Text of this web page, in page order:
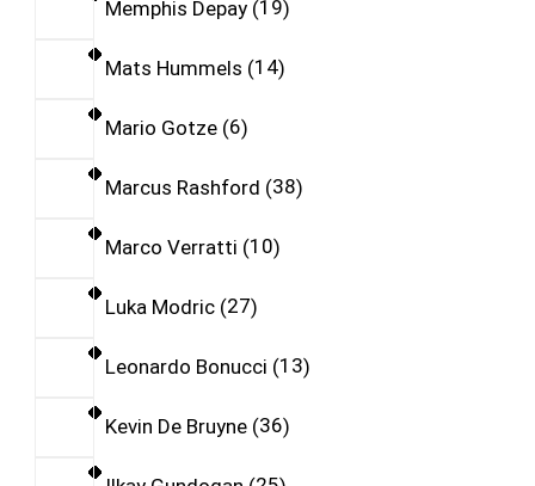
Memphis Depay 19
Mats Hummels 14
Mario Gotze 6
Marcus Rashford 38
Marco Verratti 10
Luka Modric 27
Leonardo Bonucci 13
Kevin De Bruyne 36